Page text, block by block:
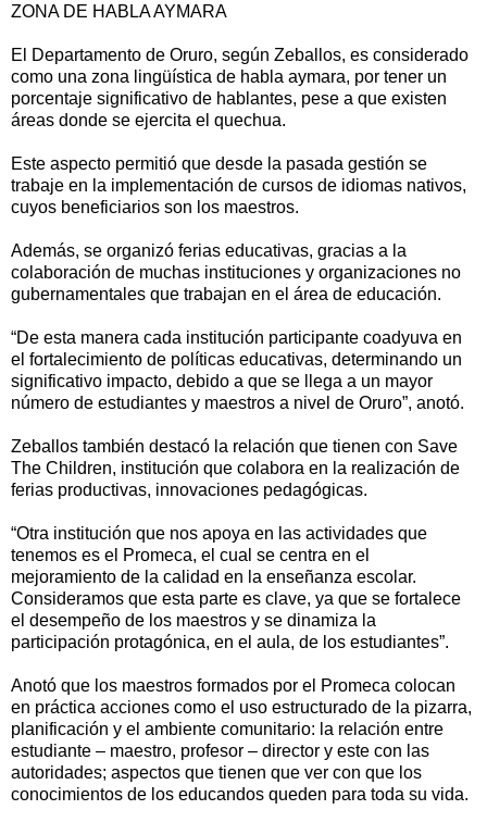
ZONA DE HABLA AYMARA
El Departamento de Oruro, según Zeballos, es considerado
como una zona lingüística de habla aymara, por tener un
porcentaje significativo de hablantes, pese a que existen
áreas donde se ejercita el quechua.
Este aspecto permitió que desde la pasada gestión se
trabaje en la implementación de cursos de idiomas nativos,
cuyos beneficiarios son los maestros.
Además, se organizó ferias educativas, gracias a la
colaboración de muchas instituciones y organizaciones no
gubernamentales que trabajan en el área de educación.
“De esta manera cada institución participante coadyuva en
el fortalecimiento de políticas educativas, determinando un
significativo impacto, debido a que se llega a un mayor
número de estudiantes y maestros a nivel de Oruro”, anotó.
Zeballos también destacó la relación que tienen con Save
The Children, institución que colabora en la realización de
ferias productivas, innovaciones pedagógicas.
“Otra institución que nos apoya en las actividades que
tenemos es el Promeca, el cual se centra en el
mejoramiento de la calidad en la enseñanza escolar.
Consideramos que esta parte es clave, ya que se fortalece
el desempeño de los maestros y se dinamiza la
participación protagónica, en el aula, de los estudiantes”.
Anotó que los maestros formados por el Promeca colocan
en práctica acciones como el uso estructurado de la pizarra,
planificación y el ambiente comunitario: la relación entre
estudiante – maestro, profesor – director y este con las
autoridades; aspectos que tienen que ver con que los
conocimientos de los educandos queden para toda su vida.